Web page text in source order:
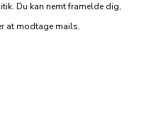
Du kan nemt framelde dig,
at modtage mails.